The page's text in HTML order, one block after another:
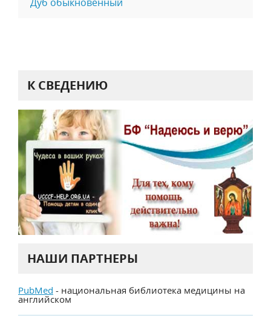
К СВЕДЕНИЮ
НАШИ ПАРТНЕРЫ
PubMed - национальная библиотека медицины на
английском